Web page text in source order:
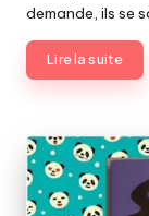
demande, ils se
Lire la suite